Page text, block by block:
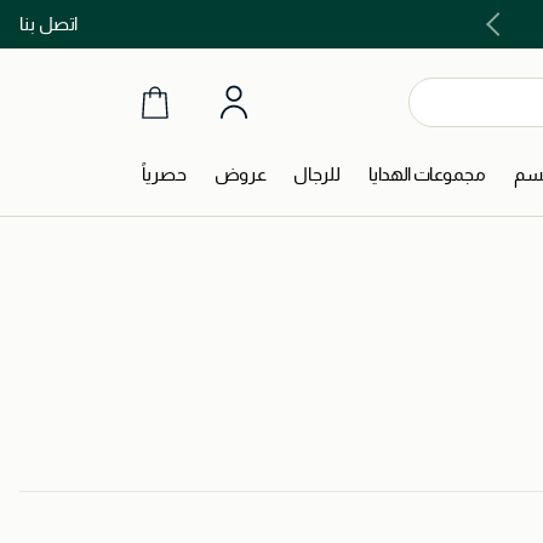
اتصل بنااشتري الآن و ادفع لاحقاً مع تابي و تمارا!
مجموعات الهدايا للرجال عروض حصرياً